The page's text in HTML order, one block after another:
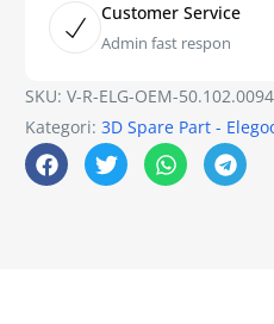
Customer Service
Admin fast respon
SKU:V-R-ELG-OEM-50.102.0094
Kategori:3D Spare Part -